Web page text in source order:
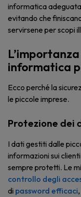
informatica
evitando che
servirsene per scopi
informatica
Ecco perché la
le piccole imprese.
Protezione dei
I dati gestiti dalle
informazioni sui
sempre protetti. Le
controllo degli
di password efficaci